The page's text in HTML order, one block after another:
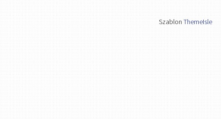
SzablonThemeIsle